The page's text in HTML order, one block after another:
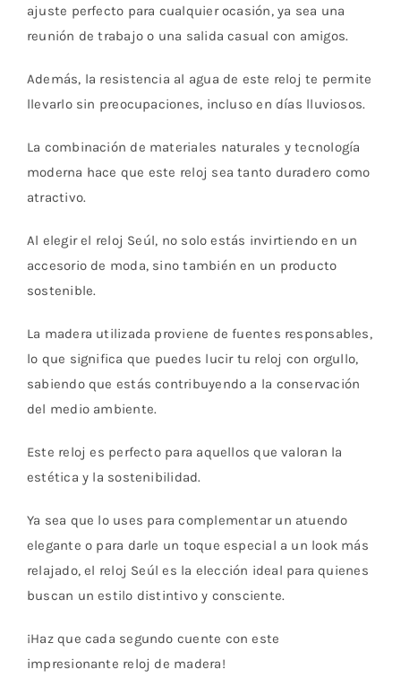
ajuste perfecto para cualquier ocasión, ya sea una
reunión de trabajo o una salida casual con amigos.
Además, la resistencia al agua de este reloj te permite
llevarlo sin preocupaciones, incluso en días lluviosos.
La combinación de materiales naturales y tecnología
moderna hace que este reloj sea tanto duradero como
atractivo.
Al elegir el reloj Seúl, no solo estás invirtiendo en un
accesorio de moda, sino también en un producto
sostenible.
La madera utilizada proviene de fuentes responsables,
lo que significa que puedes lucir tu reloj con orgullo,
sabiendo que estás contribuyendo a la conservación
del medio ambiente.
Este reloj es perfecto para aquellos que valoran la
estética y la sostenibilidad.
Ya sea que lo uses para complementar un atuendo
elegante o para darle un toque especial a un look más
relajado, el reloj Seúl es la elección ideal para quienes
buscan un estilo distintivo y consciente.
¡Haz que cada segundo cuente con este
impresionante reloj de madera!